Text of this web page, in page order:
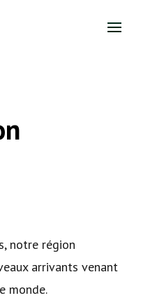
notre région
arrivants venant
monde.